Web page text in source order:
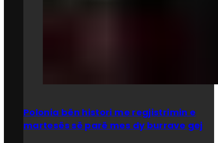
Polonia bën histori me regjistrimin e
martesës së parë mes dy burrave gej